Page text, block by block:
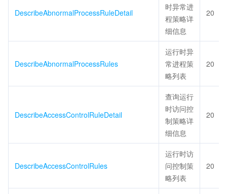
DescribeAbnormalProcessRuleDetail
时异常进
程策略详
细信息
20
DescribeAbnormalProcessRules
运行时异
常进程策
略列表
20
DescribeAccessControlRuleDetail
查询运行
时访问控
制策略详
细信息
20
DescribeAccessControlRules
运行时访
问控制策
略列表
20